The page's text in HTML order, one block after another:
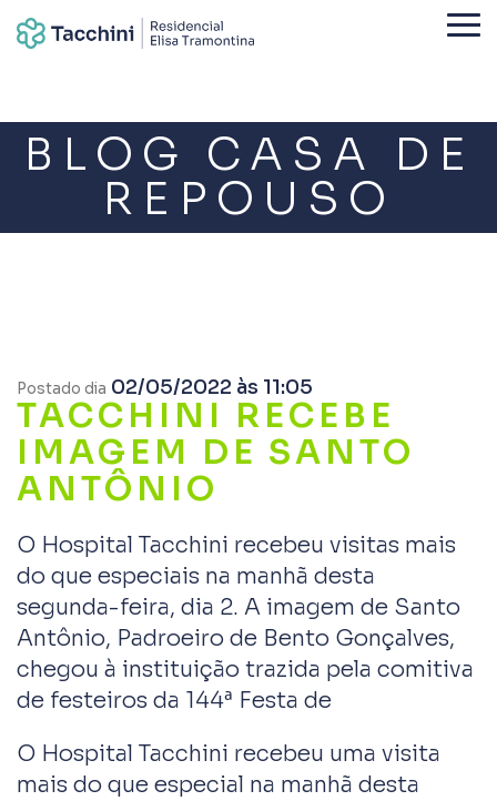
BLOG CASA DE
REPOUSO
Postado dia 02/05/2022 às 11:05
TACCHINI RECEBE
IMAGEM DE SANTO
ANTÔNIO
O Hospital Tacchini recebeu visitas mais
do que especiais na manhã desta
segunda-feira, dia 2. A imagem de Santo
Antônio, Padroeiro de Bento Gonçalves,
chegou à instituição trazida pela comitiva
de festeiros da 144ª Festa de
O Hospital Tacchini recebeu uma visita
mais do que especial na manhã desta